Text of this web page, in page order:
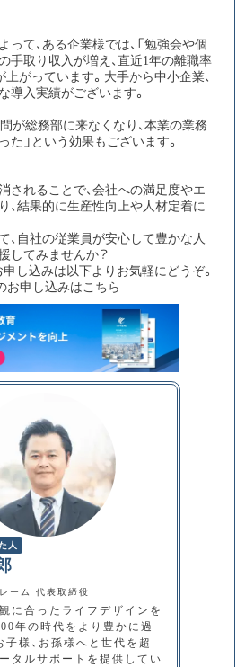
て、ある企業様では、
「勉強会や個
手取り収入が増え、直近1年の離職率
上がっています。大手から中小企業、
導入実績がございます。
問が総務部に来なくなり、本業の業務
た」という効果もございます。
されることで、会社への満足度やエ
、結果的に生産性向上や人材定着に
、自社の従業員が安心して豊かな人
してみませんか？
申し込みは以下よりお気軽にどうぞ。
お申し込みはこちら
人
ーム 代表取締役
に合ったライフデザインを
年の時代をより豊かに過
子様、お孫様へと世代を超
タルサポートを提供してい